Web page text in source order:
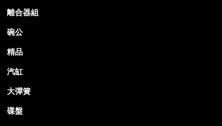
離合器組
碗公
精品
汽缸
大彈簧
碟盤